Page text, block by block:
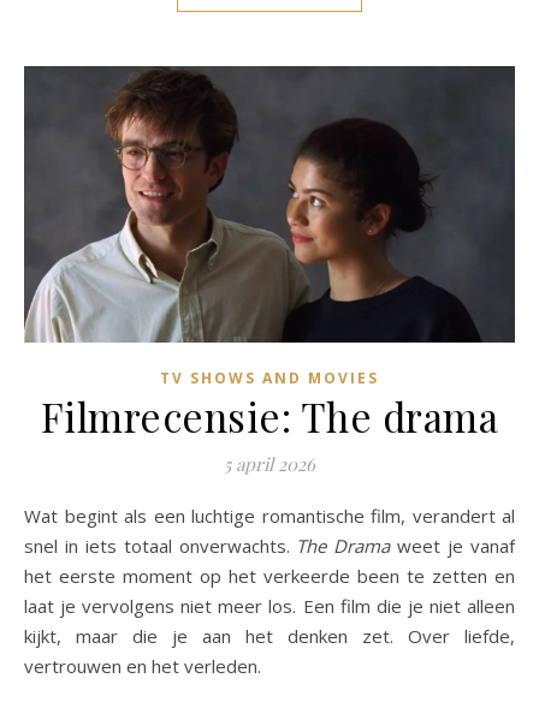
TV SHOWS AND MOVIES
Filmrecensie: The drama
5 april 2026
Wat begint als een luchtige romantische film, verandert al
snel in iets totaal onverwachts. The Dramaweet je vanaf
het eerste moment op het verkeerde been te zetten en
laat je vervolgens niet meer los. Een film die je niet alleen
kijkt, maar die je aan het denken zet. Over liefde,
vertrouwen en het verleden.